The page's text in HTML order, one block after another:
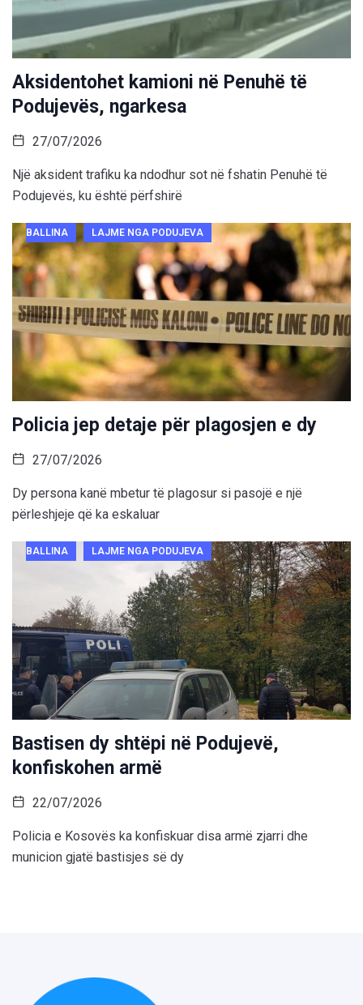
Aksidentohet kamioni në Penuhë të
Podujevës, ngarkesa
27/07/2026
Një aksident trafiku ka ndodhur sot në fshatin Penuhë të
Podujevës, ku është përfshirë
BALLINA LAJME NGA PODUJEVA
Policia jep detaje për plagosjen e dy
27/07/2026
Dy persona kanë mbetur të plagosur si pasojë e një
përleshjeje që ka eskaluar
BALLINA LAJME NGA PODUJEVA
Bastisen dy shtëpi në Podujevë,
konfiskohen armë
22/07/2026
Policia e Kosovës ka konfiskuar disa armë zjarri dhe
municion gjatë bastisjes së dy